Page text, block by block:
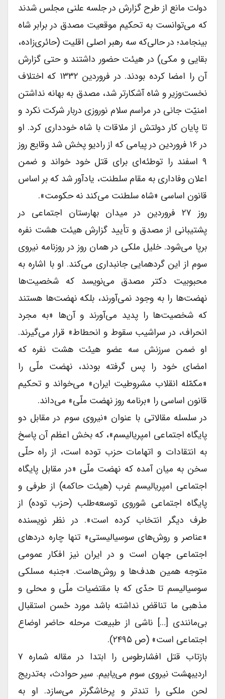
دولت مانع از طرح گزارش در جلسه علنی مجلس شدند
که می‌توانست به تحکیم موقعیت مصدق در برابر شاه
بینجامد؛ در حالی‌که سه رهبر اصلی اقلیت (حائری‌زاده،
بقایی و مکی) در هیئت حضور داشتند و حتی گزارش
آن را امضا کرده بودند. در فروردین ۱۳۳۲ که اختلاف
نخست‌وزیر و شاه آشکارتر شد، مصدق به بهانه نداشتن
امنیّت جانی در مراسم سلام نوروزی دربار شرکت نکرد و
تا پایان کار دولتش از ملاقات با شاه خودداری کرد. او
در ۱۶ فروردین در پیامی که از رادیو پخش شد وقایع روز
۹ اسفند را توطئه‌ای برای قتل خود خواند و ضمن
اعلان وفاداری به مقام سلطنت، یادآور شد که بر اساس
قانون اساسی «شاه سلطنت می‌کند نه حکومت».
روز ۲۷ فروردین در میدان بهارستان اجتماعی در
پشتیبانی از مصدق و تأیید گزارش هیئت هشت نفره
برپا می‌شود. خلیل ملکی در همان روز در روزنامه نیروی
سوم از این گردهمایی جانبداری می‌کند. او با اشاره به
محبوبیت دکتر مصدق می‌نویسد که شخصیت‌ها
نهضت‌ها را به وجود نمی‌آورند، بلکه نهضت‌ها هستند
که شخصیت‌ها را پدید می‌آورند و آن‌ها «به مجرد
انحراف، در سراشیب سقوط و انحطاط» قرار می‌گیرند.
او ضمن سرزنش سه عضو هیئت هشت نفره که
امضای خود را پس گرفته بودند، نهضت ملّی را
«مکمّله انقلاب مشروطیت ایران» می‌خواند و تحکیم
قانون اساسی را «برنامه روز نهضت ملّی» می‌داند.
در سلسله مقالاتی با عنوان «نیروی سوم در مقابل دو
پایگاه اجتماعی امپریالیسم»، که بخش اعظم آن پاسخ
به انتقادات و اتهامات حزب توده است، از راه حلّی
سخن به میان آمده که نهضت ملّی «در مقابل پایگاه
اجتماعی امپریالیسم غرب (هیئت حاکمه) از طرفی و
پایگاه اجتماعی شوروی توسعه‌طلب (حزب توده) از
طرف دیگر انتخاب کرده است». در نظر نویسنده
«عناصر و روش‌های سوسیالیستی» تنها چاره دردهای
اجتماعی جهان است و در ایران نیز افکار عمومی
متوجه همین هدف‌ها و روش‌هاست. «جنبه مسلکی
سوسیالیسم تا حدّی که با مقتضیات ملّی و محلی و
مذهبی ما تناقض نداشته باشد مورد حُسن استقبال
بی‌مانندی […] ناشی از طبیعت مرحله حاضر اوضاع
اجتماعی است» (ص ۲۴۹۵).
بازتاب قتل افشارطوس را ابتدا در مقاله شماره ۷
اردیبهشت نیروی سوم می‌یابیم. سیر حوادث، به‌تدریج
لحن ملکی را تندتر و پرخاشگرتر می‌سازد. او به